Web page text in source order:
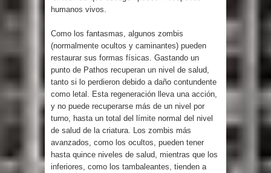
humanos vivos.
Como los fantasmas, algunos zombis
(normalmente ocultos y caminantes) pueden
restaurar sus formas físicas. Gastando un
punto de Pathos recuperan un nivel de salud,
tanto si lo perdieron debido a daño contundente
como letal. Esta regeneración lleva una acción,
y no puede recuperarse más de un nivel por
turno, hasta un total del límite normal del nivel
de salud de la criatura. Los zombis más
avanzados, como los ocultos, pueden tener
hasta quince niveles de salud, mientras que los
inferiores, como los tambaleantes, tienden a